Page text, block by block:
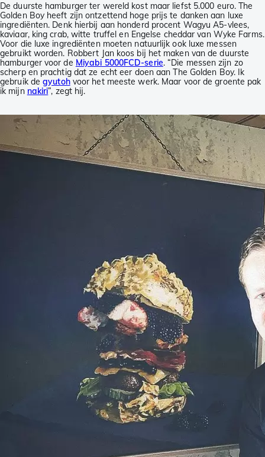
De duurste hamburger ter wereld kost maar liefst 5.000 euro. The
Golden Boy heeft zijn ontzettend hoge prijs te danken aan luxe
ingrediënten. Denk hierbij aan honderd procent Wagyu A5-vlees,
kaviaar, king crab, witte truffel en Engelse cheddar van Wyke Farms.
Voor die luxe ingrediënten moeten natuurlijk ook luxe messen
gebruikt worden. Robbert Jan koos bij het maken van de duurste
hamburger voor de Miyabi 5000FCD-serie. “Die messen zijn zo
scherp en prachtig dat ze echt eer doen aan The Golden Boy. Ik
gebruik degyutohvoor het meeste werk. Maar voor de groente pak
ik mijn nakiri”, zegt hij.